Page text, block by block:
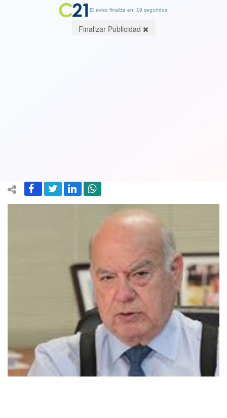
El aviso finaliza en: 18 segundos.
Finalizar Publicidad